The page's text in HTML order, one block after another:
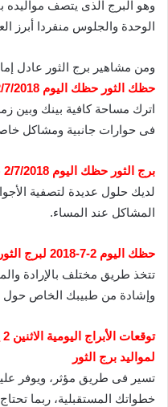
وهو البرج الذى يتصف
الوحدة والجلوس منفردا أبرز
ومن مشاهير برج الثور عادل
حظك الثور حظك اليوم 2/7/2018 على الصعيد المهنى
اترك مساحة كافية بينك وبين
فى حوارات جانبية ومشاكل
برج الثور حظك اليوم 2/7/2018 على الصعيد العاطفى
لديك حلول عديدة لتصفية
المشاكل عند المساء.
حظك اليوم 2-7-2018 لبرج الثور على الصعيد الصحى
تتخذ طريق مختلف بالإرادة
وإشادة من طبيبك الخاص حول
لمواليد برج الثور
تسير فى طريق مؤثر، ويوفر
خطواتك المستقبلية، ربما